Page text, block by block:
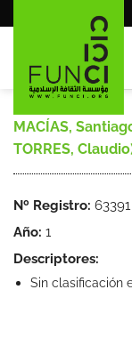
al
MACÍAS,
TORRES,
Nº Registro: 63391
Año: 1
Descriptores:
Sin clasificación